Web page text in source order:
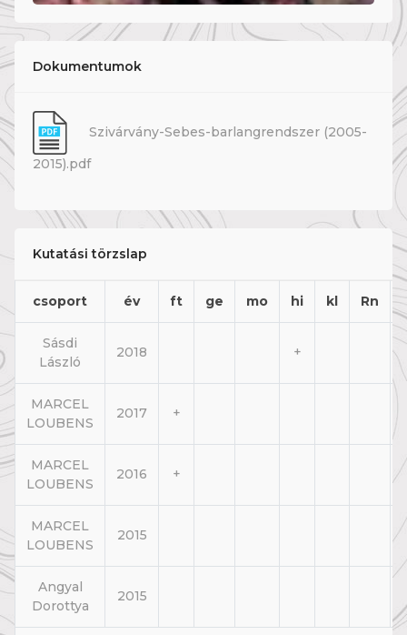
Kutatási törzslap
csoport év ft ge mo hi kl Rn
Sásdi
László
2018 +
MARCEL
LOUBENS
2017 +
MARCEL
LOUBENS
2016 +
MARCEL
LOUBENS
2015
Angyal
Dorottya
2015
Dokumentumok
Szivárvány-Sebes-barlangrendszer (2005-
2015).pdf